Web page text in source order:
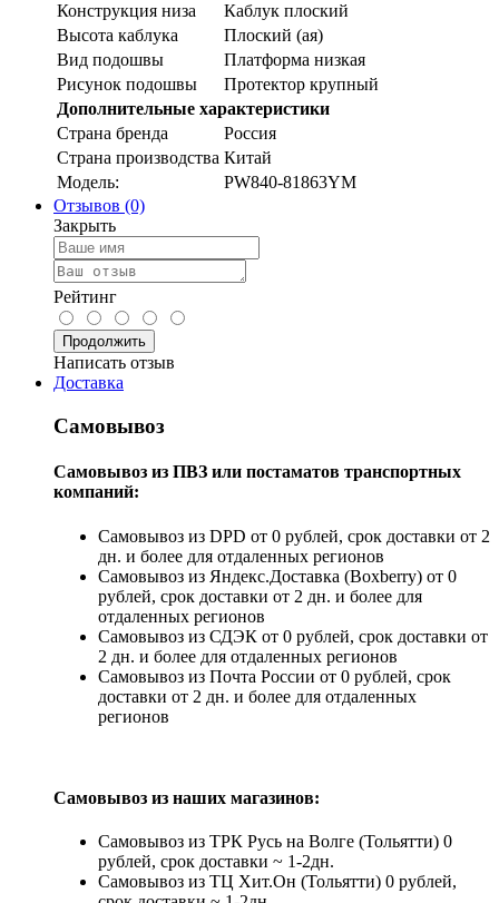
Конструкция низа
Каблук плоский
Высота каблука
Плоский (ая)
Вид подошвы
Платформа низкая
Рисунок подошвы
Протектор крупный
Дополнительные характеристики
Страна бренда
Россия
Страна производства Китай
Модель:
PW840-81863YM
Отзывов (0)
Закрыть
Рейтинг
Продолжить
Написать отзыв
Доставка
Самовывоз
Самовывоз из ПВЗ или постаматов транспортных
компаний:
Самовывоз из DPD от 0 рублей, срок доставки от 2
дн. и более для отдаленных регионов
Самовывоз из Яндекс.Доставка (Boxberry) от 0
рублей, срок доставки от 2 дн. и более для
отдаленных регионов
Самовывоз из СДЭК от 0 рублей, срок доставки от
2 дн. и более для отдаленных регионов
Самовывоз из Почта России от 0 рублей, срок
доставки от 2 дн. и более для отдаленных
регионов
Самовывоз из наших магазинов:
Самовывоз из ТРК Русь на Волге (Тольятти) 0
рублей, срок доставки ~ 1-2дн.
Самовывоз из ТЦ Хит.Он (Тольятти) 0 рублей,